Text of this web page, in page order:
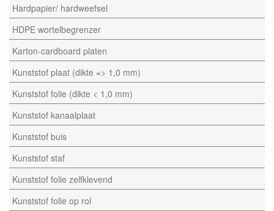
Hardpapier/ hardweefsel
HDPE wortelbegrenzer
Karton-cardboard platen
Kunststof plaat (dikte => 1,0 mm)
Kunststof folie (dikte < 1,0 mm)
Kunststof kanaalplaat
Kunststof buis
Kunststof staf
Kunststof folie zelfklevend
Kunststof folie op rol